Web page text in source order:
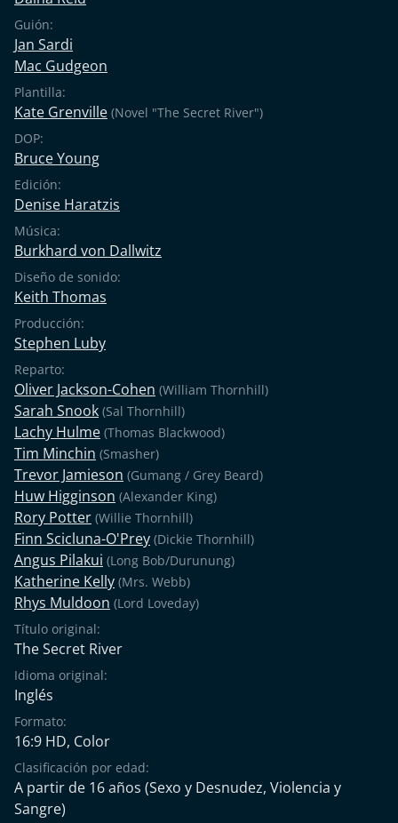
Guión:
Jan Sardi
Mac Gudgeon
Plantilla:
Kate Grenville (Novel "The Secret River")
DOP:
Bruce Young
Edición:
Denise Haratzis
Música:
Burkhard von Dallwitz
Diseño de sonido:
Keith Thomas
Producción:
Stephen Luby
Reparto:
Oliver Jackson-Cohen (William Thornhill)
Sarah Snook (Sal Thornhill)
Lachy Hulme (Thomas Blackwood)
Tim Minchin (Smasher)
Trevor Jamieson (Gumang / Grey Beard)
Huw Higginson (Alexander King)
Rory Potter (Willie Thornhill)
Finn Scicluna-O'Prey (Dickie Thornhill)
Angus Pilakui (Long Bob/Durunung)
Katherine Kelly (Mrs. Webb)
Rhys Muldoon (Lord Loveday)
Título original:
The Secret River
Idioma original:
Inglés
Formato:
16:9 HD, Color
Clasificación por edad:
A partir de 16 años (Sexo y Desnudez, Violencia y
Sangre)